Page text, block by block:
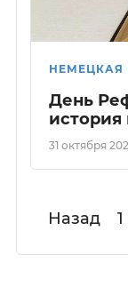
НЕМЕЦКАЯ
День
31 октября
Назад 1